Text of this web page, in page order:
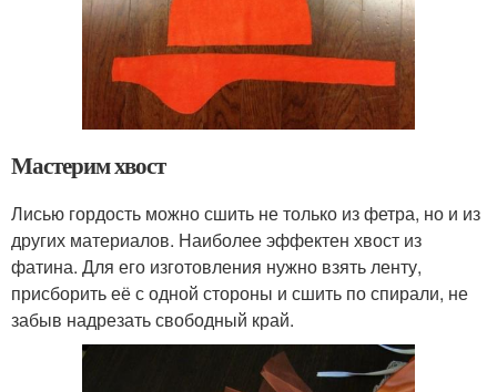
Мастерим хвост
Лисью гордость можно сшить не только из фетра, но и из
других материалов. Наиболее эффектен хвост из
фатина. Для его изготовления нужно взять ленту,
присборить её с одной стороны и сшить по спирали, не
забыв надрезать свободный край.